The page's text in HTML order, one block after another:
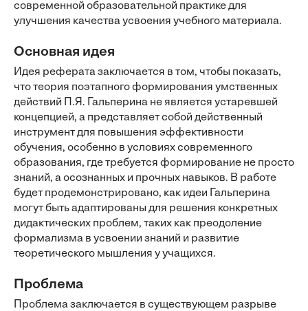
современной образовательной практике для
улучшения качества усвоения учебного материала.
Основная идея
Идея реферата заключается в том, чтобы показать,
что теория поэтапного формирования умственных
действий П.Я. Гальперина не является устаревшей
концепцией, а представляет собой действенный
инструмент для повышения эффективности
обучения, особенно в условиях современного
образования, где требуется формирование не просто
знаний, а осознанных и прочных навыков. В работе
будет продемонстрировано, как идеи Гальперина
могут быть адаптированы для решения конкретных
дидактических проблем, таких как преодоление
формализма в усвоении знаний и развитие
теоретического мышления у учащихся.
Проблема
Проблема заключается в существующем разрыве